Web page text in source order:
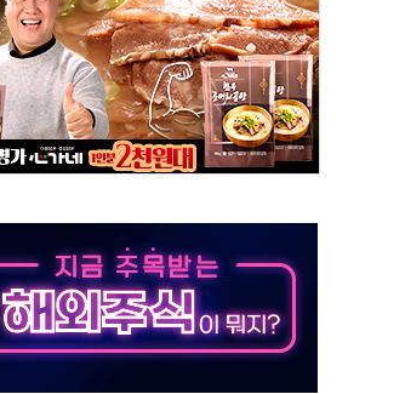
상한가…마진 잔액은 사상 최고
차입이 더 큰 변수"
교해야"
봉사
·마약카르텔이 습득해 전투 활용
질"
노동자 숨져